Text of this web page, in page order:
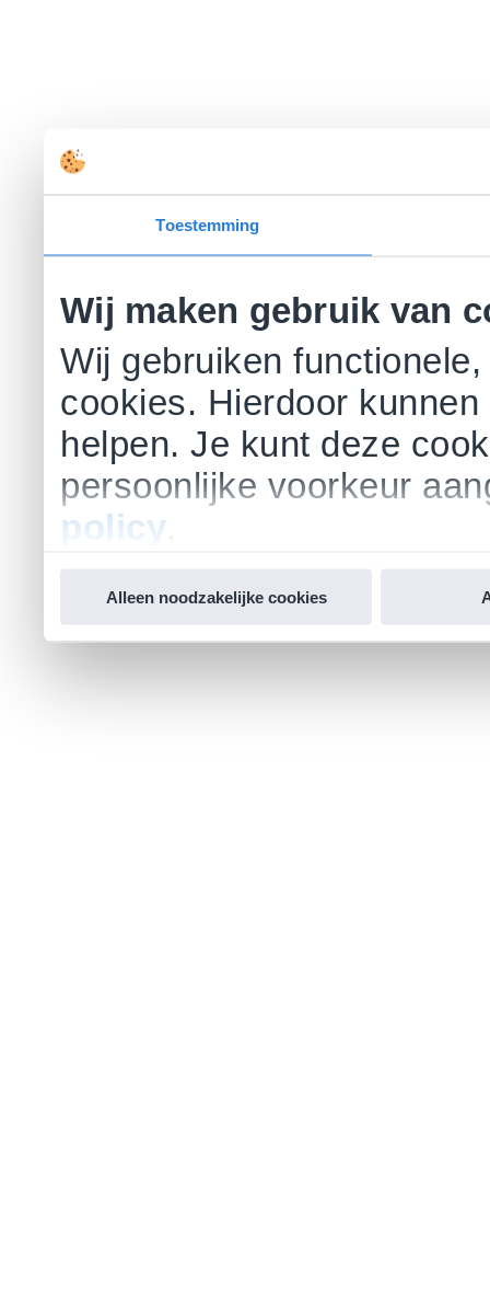
Toestemming
Wij maken gebruik van
Wij gebruiken
cookies. Hierdoor
helpen. Je kunt deze
persoonlijke voorkeur
policy
Alleen noodzakelijke cookies